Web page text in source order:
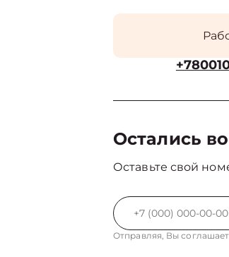
Остались
Оставьте свой
Отправляя, Вы